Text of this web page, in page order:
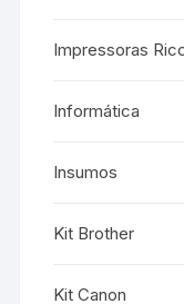
Impressoras
Informática
Insumos
Kit Brother
Kit Canon